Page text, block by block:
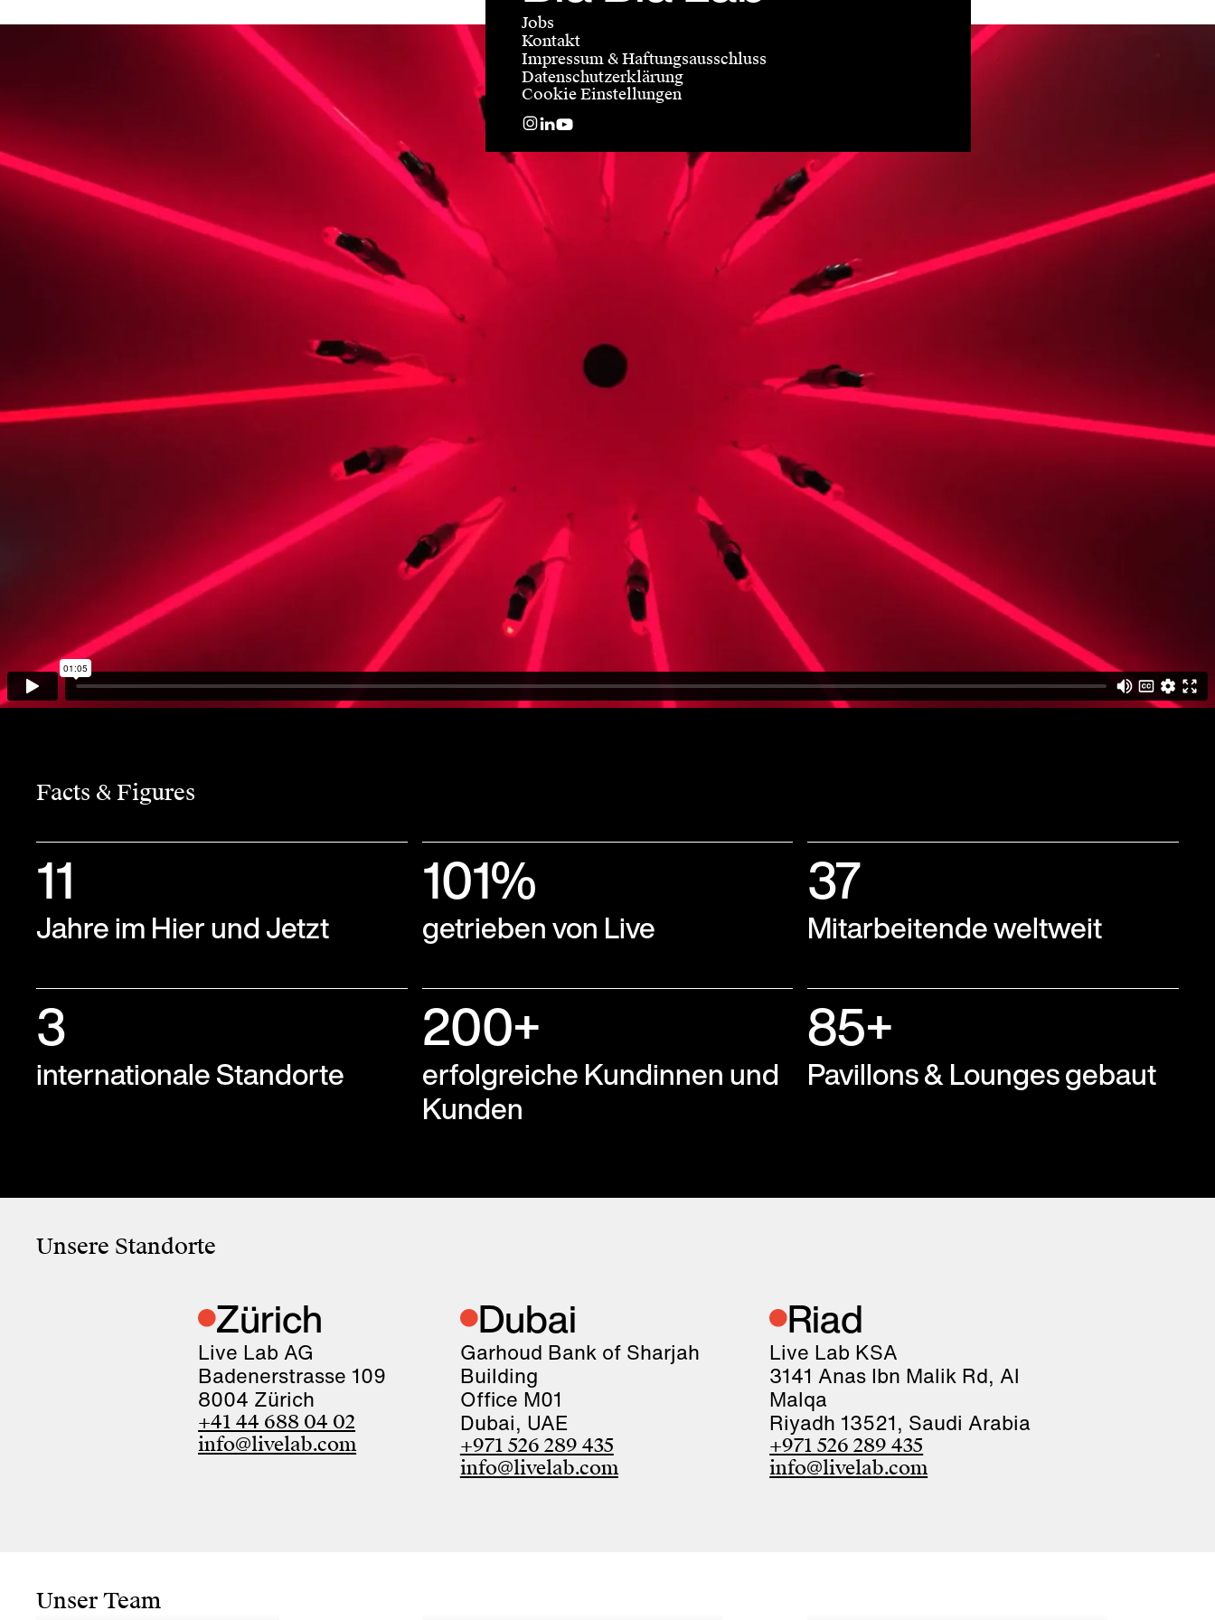
Jobs
Kontakt
Impressum & Haftungsausschluss
Datenschutzerklärung
Cookie Einstellungen
Facts & Figures
11
Jahre im Hier und Jetzt
101%
getrieben von Live
37
Mitarbeitende weltweit
3
internationale Standorte
200+
erfolgreiche Kundinnen und
Kunden
85+
Pavillons & Lounges gebaut
Unsere Standorte
Zürich
Live Lab AG
Badenerstrasse 109
8004 Zürich
+41 44 688 04 02
info@livelab.com
Dubai
Garhoud Bank of Sharjah
Building
Office M01
Dubai, UAE
+971 526 289 435
info@livelab.com
Riad
Live Lab KSA
3141 Anas Ibn Malik Rd, Al
Malqa
Riyadh 13521, Saudi Arabia
+971 526 289 435
info@livelab.com
Unser Team